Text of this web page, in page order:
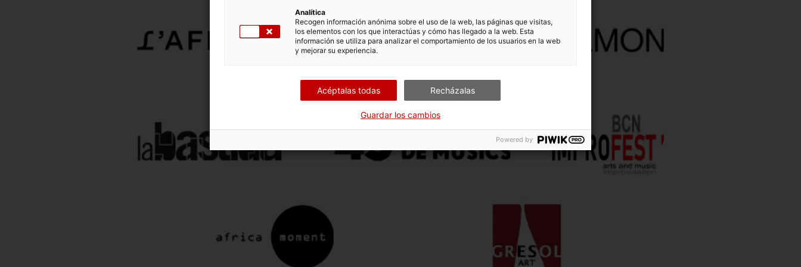
Analítica
Recogen información anónima sobre el uso de la web, las páginas que visitas,
los elementos con los que interactúas y cómo has llegado a la web. Esta
información se utiliza para analizar el comportamiento de los usuarios en la web
y mejorar su experiencia.
Acéptalas todas Recházalas
Guardar los cambios
Powered by